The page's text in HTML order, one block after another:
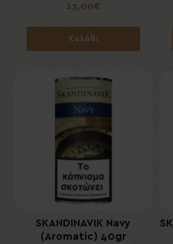
13,00€
Καλάθι
SKANDINAVIK Navy
(Aromatic) 40gr